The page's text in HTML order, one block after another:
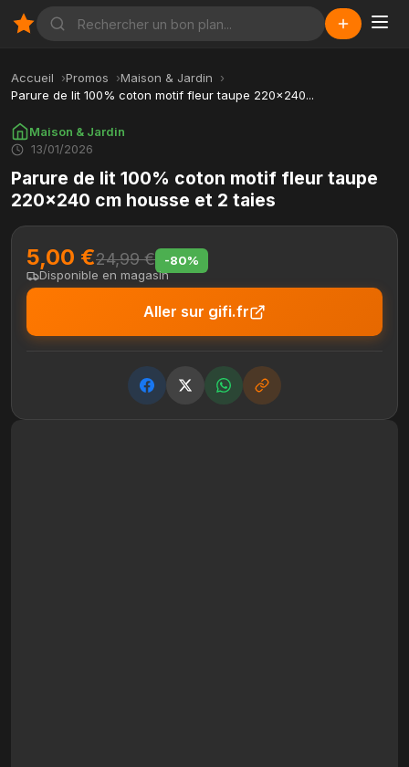
Accueil Promos
Maison & Jardin
Parure de lit 100% coton motif fleur taupe 220x240...
Maison & Jardin
13/01/2026
Parure de lit 100% coton motif fleur taupe
220x240 cm housse et 2 taies
5,00 €24,99 €
-80%
Disponible en magasin
Aller sur gifi.fr